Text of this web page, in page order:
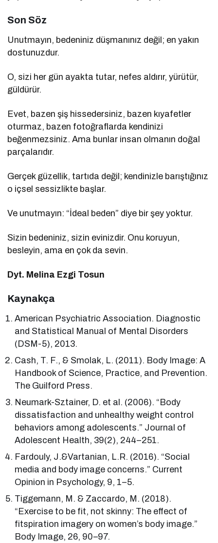
Son Söz
Unutmayın, bedeniniz düşmanınız değil; en yakın
dostunuzdur.
O, sizi her gün ayakta tutar, nefes aldırır, yürütür,
güldürür.
Evet, bazen şiş hissedersiniz, bazen kıyafetler
oturmaz, bazen fotoğraflarda kendinizi
beğenmezsiniz. Ama bunlar insan olmanın doğal
parçalarıdır.
Gerçek güzellik, tartıda değil; kendinizle barıştığınız
o içsel sessizlikte başlar.
Ve unutmayın: “İdeal beden” diye bir şey yoktur.
Sizin bedeniniz, sizin evinizdir. Onu koruyun,
besleyin, ama en çok da sevin.
Dyt. Melina Ezgi Tosun
Kaynakça
American Psychiatric Association. Diagnostic
and Statistical Manual of Mental Disorders
(DSM-5), 2013.
Cash, T. F., & Smolak, L. (2011). Body Image: A
Handbook of Science, Practice, and Prevention.
The Guilford Press.
Neumark-Sztainer, D. et al. (2006). “Body
dissatisfaction and unhealthy weight control
behaviors among adolescents.” Journal of
Adolescent Health, 39(2), 244–251.
Fardouly, J.&Vartanian, L.R. (2016). “Social
media and body image concerns.” Current
Opinion in Psychology, 9, 1–5.
Tiggemann, M. & Zaccardo, M. (2018).
“Exercise to be fit, not skinny: The effect of
fitspiration imagery on women’s body image.”
Body Image, 26, 90–97.